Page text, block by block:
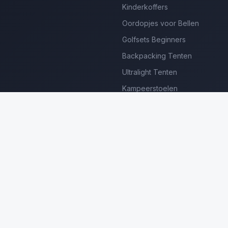
Kinderkoffers
Oordopjes voor Bellen
Golfsets Beginners
Backpacking Tenten
Ultralight Tenten
Kampeerstoelen